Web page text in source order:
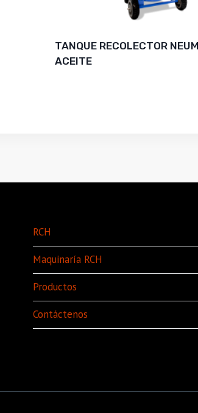
TANQUE RECOLECTOR
ACEITE
RCH
Maquinaría RCH
Productos
Contáctenos